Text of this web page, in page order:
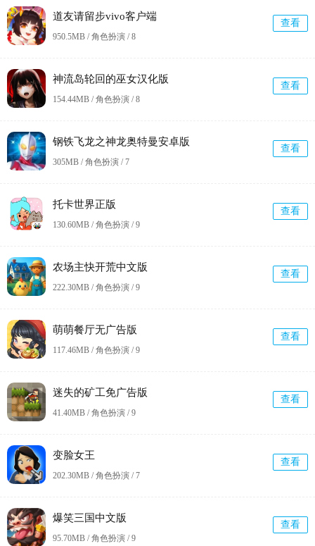
道友请留步vivo客户端
950.5MB / 角色扮演 /8
查看
神流岛轮回的巫女汉化版
154.44MB / 角色扮演 /8
查看
钢铁飞龙之神龙奥特曼安卓版
305MB / 角色扮演 /7
查看
托卡世界正版
130.60MB / 角色扮演 /9
查看
农场主快开荒中文版
222.30MB / 角色扮演 /9
查看
萌萌餐厅无广告版
117.46MB / 角色扮演 /9
查看
迷失的矿工免广告版
41.40MB / 角色扮演 /9
查看
变脸女王
202.30MB / 角色扮演 /7
查看
爆笑三国中文版
95.70MB / 角色扮演 /9
查看